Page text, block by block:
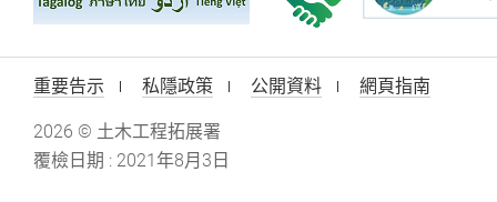
重要告示 私隱政策 公開資料 網頁指南
2026 © 土木工程拓展署
覆檢日期 : 2021年8月3日